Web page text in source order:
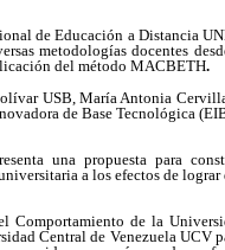
de Educación a Distancia
metodologías docentes
del método MACBETH.
USB, María Antonia
de Base Tecnológica
una propuesta para
a los efectos de lograr
Comportamiento de la
Central de Venezuela UCV